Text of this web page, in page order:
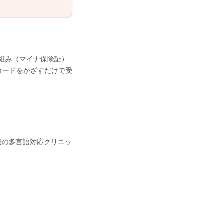
（マイナ保険証）
ドをかざすだけで受
多言語対応クリニッ